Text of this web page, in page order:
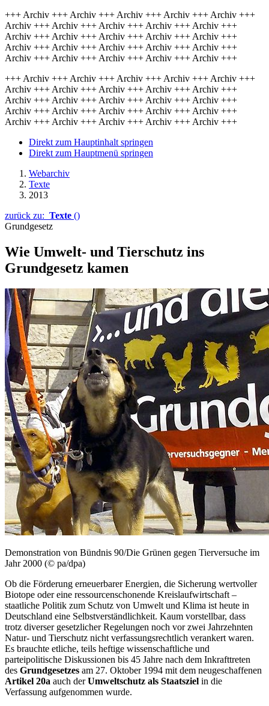
+++ Archiv +++ Archiv +++ Archiv +++ Archiv +++ Archiv +++
Archiv +++ Archiv +++ Archiv +++ Archiv +++ Archiv +++
Archiv +++ Archiv +++ Archiv +++ Archiv +++ Archiv +++
Archiv +++ Archiv +++ Archiv +++ Archiv +++ Archiv +++
Archiv +++ Archiv +++ Archiv +++ Archiv +++ Archiv +++
+++ Archiv +++ Archiv +++ Archiv +++ Archiv +++ Archiv +++
Archiv +++ Archiv +++ Archiv +++ Archiv +++ Archiv +++
Archiv +++ Archiv +++ Archiv +++ Archiv +++ Archiv +++
Archiv +++ Archiv +++ Archiv +++ Archiv +++ Archiv +++
Archiv +++ Archiv +++ Archiv +++ Archiv +++ Archiv +++
Direkt zum Hauptinhalt springen
Direkt zum Hauptmenü springen
Webarchiv
Texte
2013
zurück zu: Texte ()
Grundgesetz
Wie Umwelt- und Tierschutz ins
Grundgesetz kamen
Demonstration von Bündnis 90/Die Grünen gegen Tierversuche im
Jahr 2000 (© pa/dpa)
Ob die Förderung erneuerbarer Energien, die Sicherung wertvoller
Biotope oder eine ressourcenschonende Kreislaufwirtschaft –
staatliche Politik zum Schutz von Umwelt und Klima ist heute in
Deutschland eine Selbstverständlichkeit. Kaum vorstellbar, dass
trotz diverser gesetzlicher Regelungen noch vor zwei Jahrzehnten
Natur- und Tierschutz nicht verfassungsrechtlich verankert waren.
Es brauchte etliche, teils heftige wissenschaftliche und
parteipolitische Diskussionen bis 45 Jahre nach dem Inkrafttreten
des Grundgesetzes am 27. Oktober 1994 mit dem neugeschaffenen
Artikel 20a auch derUmweltschutz als Staatsziel in die
Verfassung aufgenommen wurde.